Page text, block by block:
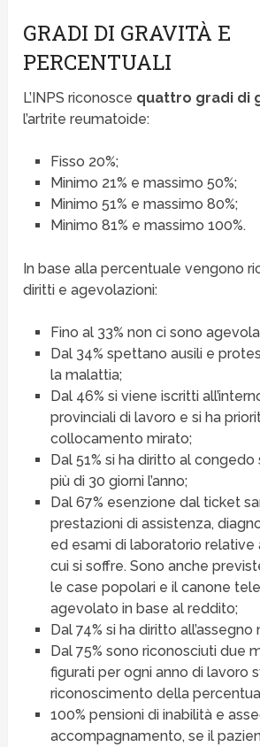
GRADI DI GRAVITÀ E
PERCENTUALI
L’INPS riconosce quattro gradi di
l’artrite reumatoide:
Fisso 20%;
Minimo 21% e massimo 50%;
Minimo 51% e massimo 80%;
Minimo 81% e massimo 100%.
In base alla percentuale vengono
diritti e agevolazioni:
Fino al 33% non ci sono
Dal 34% spettano ausili e
la malattia;
Dal 46% si viene iscritti
provinciali di lavoro e si ha
collocamento mirato;
Dal 51% si ha diritto al
più di 30 giorni l’anno;
Dal 67% esenzione dal ticket
prestazioni di assistenza,
ed esami di laboratorio relative
cui si soffre. Sono anche
le case popolari e il canone
agevolato in base al reddito;
Dal 74% si ha diritto all’assegno
Dal 75% sono riconosciuti due
figurati per ogni anno di lavoro
riconoscimento della
100% pensioni di inabilità e
accompagnamento, se il